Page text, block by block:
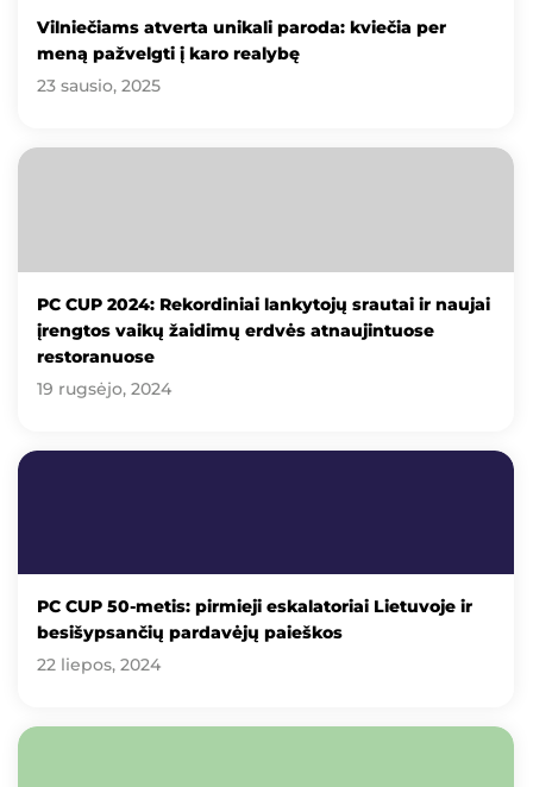
Vilniečiams atverta unikali paroda: kviečia per
meną pažvelgti į karo realybę
23 sausio, 2025
PC CUP 2024: Rekordiniai lankytojų srautai ir naujai
įrengtos vaikų žaidimų erdvės atnaujintuose
restoranuose
19 rugsėjo, 2024
PC CUP 50-metis: pirmieji eskalatoriai Lietuvoje ir
besišypsančių pardavėjų paieškos
22 liepos, 2024